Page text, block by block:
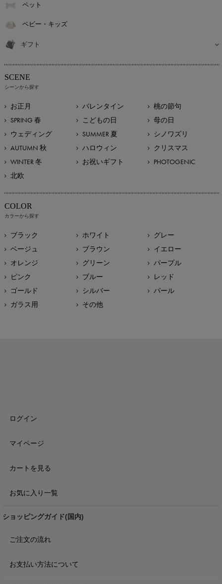
ペット
ベビー・キッズ
ギフト
SCENE
シーンから探す
お正月 バレンタイン
桃の節句
SPRING 春
こどもの日
母の日
ウェディング
SUMMER 夏
シノワズリ
AUTUMN 秋
ハロウィン
クリスマス
WINTER 冬
お祝いギフト
PHOTOGENIC
北欧
COLOR
カラーから探す
ブラック ホワイト
グレー
ベージュ
ブラウン
イエロー
オレンジ
グリーン
パープル
ピンク
ブルー
レッド
ゴールド
シルバー
パール
ガラス用
その他
ログイン
マイページ
カートを見る
お気に入り一覧
ショッピングガイド(国内)
ご注文の流れ
お支払い方法について